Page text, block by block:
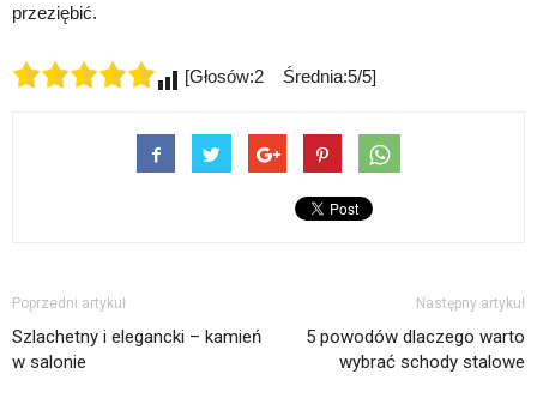
przeziębić.
[Głosów:2 Średnia:5/5]
Poprzedni artykuł
Szlachetny i elegancki – kamień
w salonie
Następny artykuł
5 powodów dlaczego warto
wybrać schody stalowe